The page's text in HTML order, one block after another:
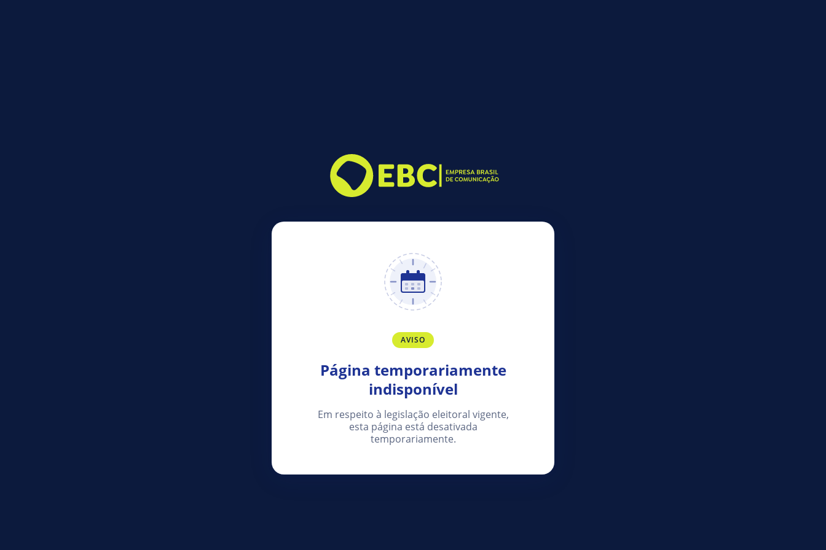
AVISO
Página temporariamente
indisponível
Em respeito à legislação eleitoral vigente,
esta página está desativada
temporariamente.